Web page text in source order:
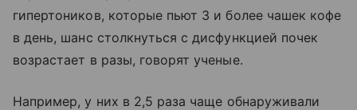
гипертоников, которые пьют 3 и более чашек кофе
в день, шанс столкнуться с дисфункцией почек
возрастает в разы, говорят ученые.
Например, у них в 2,5 раза чаще обнаруживали